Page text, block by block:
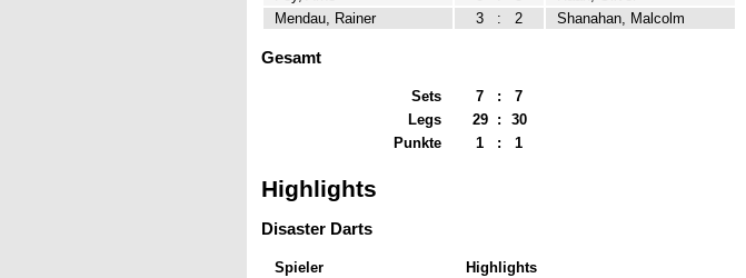
Mendau, Rainer
3 : 2 Shanahan, Malcolm
Gesamt
Sets 7 :
7
Legs
29 :
30
Punkte
1 : 1
Highlights
Disaster Darts
Spieler
Highlights